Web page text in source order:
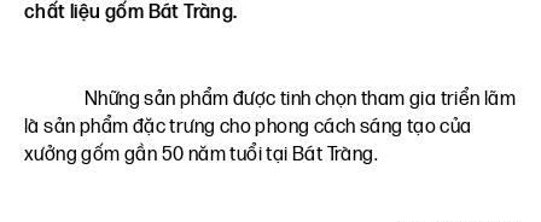
chất liệu gốm Bát Tràng.
Những sản phẩm được tinh chọn tham gia triển lãm
là sản phẩm đặc trưng cho phong cách sáng tạo của
xưởng gốm gần 50 năm tuổi tại Bát Tràng.